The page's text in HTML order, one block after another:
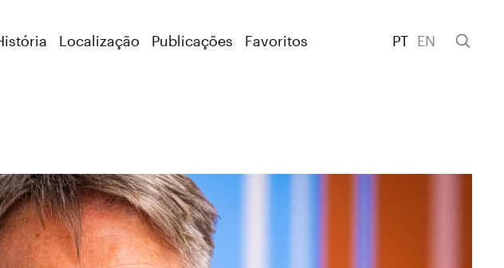
Localização Publicações Favoritos PT EN